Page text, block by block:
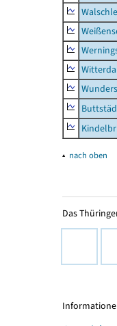
Witterda
▴ nach oben
Das